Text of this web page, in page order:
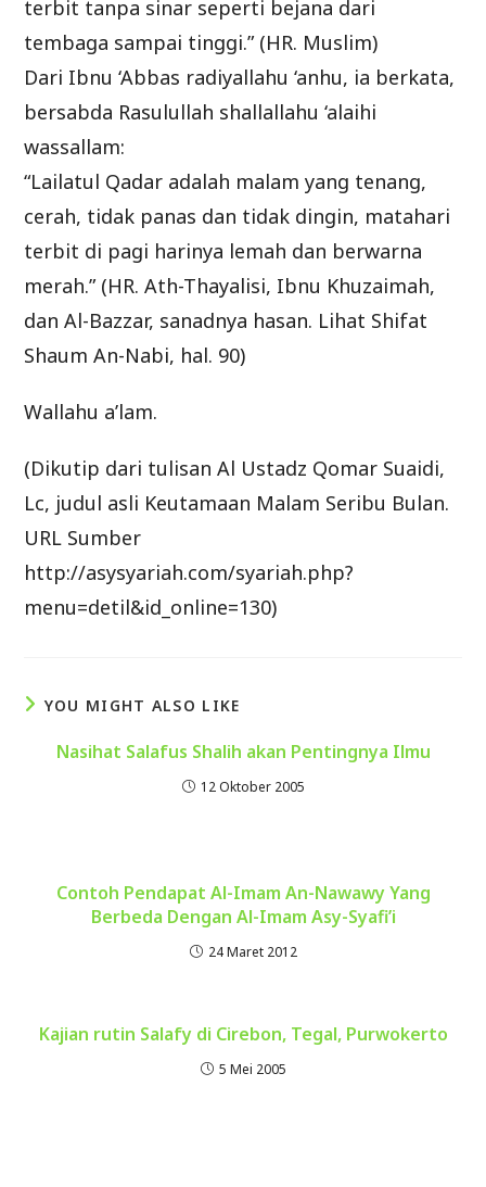
terbit tanpa sinar seperti bejana dari
tembaga sampai tinggi.” (HR. Muslim)
Dari Ibnu ‘Abbas radiyallahu ‘anhu, ia berkata,
bersabda Rasulullah shallallahu ‘alaihi
wassallam:
“Lailatul Qadar adalah malam yang tenang,
cerah, tidak panas dan tidak dingin, matahari
terbit di pagi harinya lemah dan berwarna
merah.” (HR. Ath-Thayalisi, Ibnu Khuzaimah,
dan Al-Bazzar, sanadnya hasan. Lihat Shifat
Shaum An-Nabi, hal. 90)
Wallahu a’lam.
(Dikutip dari tulisan Al Ustadz Qomar Suaidi,
Lc, judul asli Keutamaan Malam Seribu Bulan.
URL Sumber
http://asysyariah.com/syariah.php?
menu=detil&id_online=130)
YOU MIGHT ALSO LIKE
Nasihat Salafus Shalih akan Pentingnya Ilmu
12 Oktober 2005
Contoh Pendapat Al-Imam An-Nawawy Yang
Berbeda Dengan Al-Imam Asy-Syafi’i
24 Maret 2012
Kajian rutin Salafy di Cirebon, Tegal, Purwokerto
5 Mei 2005